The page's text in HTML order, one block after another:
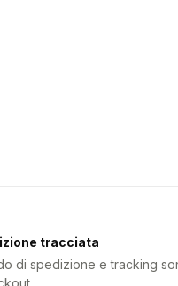
tracciata
di spedizione e tracking